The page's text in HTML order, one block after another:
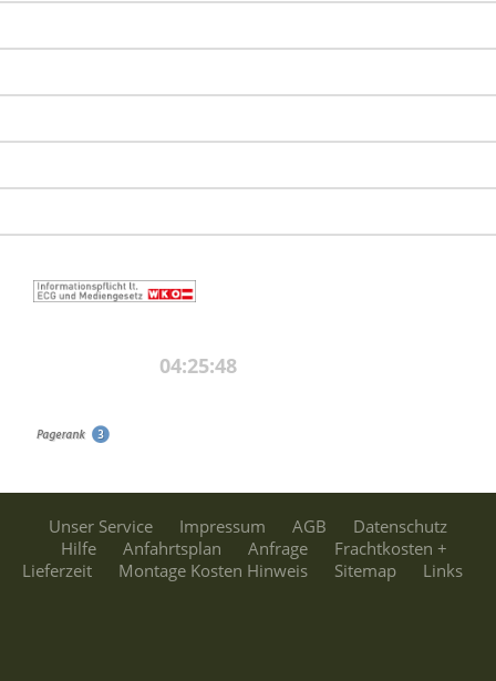
Unser Service Impressum AGB
Datenschutz
Hilfe
Anfahrtsplan Anfrage
Frachtkosten +
Lieferzeit
Montage Kosten Hinweis Sitemap Links